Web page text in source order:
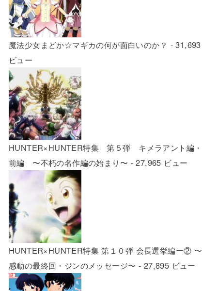
魔法少女まどか☆マギカの何が面白いのか？ - 31,693
ビュー
HUNTER×HUNTER特集 第５弾 キメラアント編・
前編 〜不朽の名作編の始まり〜 - 27,965 ビュー
HUNTER×HUNTER特集 第１０弾 会長選挙編ー② 〜
感動の最終回・ジンのメッセージ〜 - 27,895 ビュー